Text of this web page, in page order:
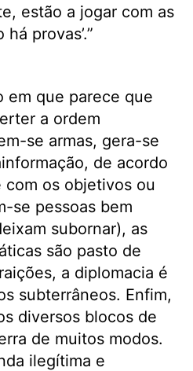
estão a jogar com as
provas’.”
em que parece que
a ordem
se armas, gera-se
de acordo
com os objetivos ou
se pessoas bem
subornar), as
são pasto de
a diplomacia é
subterrâneos. Enfim,
diversos blocos de
de muitos modos.
ilegítima e